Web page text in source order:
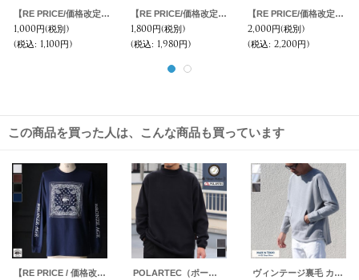
【RE PRICE / 価格改定】馬布ワイド2タックイージーアンクル【MADE IN JAPAN】『日本製』 / Upscape Audience
5,400円(税別)
(税込: 5,940円)
【RE PRICE/価格改定】サマーウール調ツイルストレッチ2タックイージーアンクルパンツ【MADE IN JAPAN】『日本製』/ Upscape Audience
6,900円(税別)
(税込: 7,590円)
【RE PRICE / 価格改定】馬布ノーカラースナップボタンコーチブルゾン【MADE IN JAPAN】『日本製』/ Upscape Audience
6,800円(税別)
(税込: 7,480円)
この商品を買った人は、こんな商品も買っています
【RE PRICE / 価格改定】BRONZE AGE（ブロンズエイジ）16/-天竺 プリント L/S TEE/ Audience POLARTEC（ポーラテック）200 SERIES フリース ヘムラウンド モックネック【MADE IN JAPAN】『日本製』【送料無料】/ Upscape Audience ヴィンテージ裏毛 カンガルーポケット付 ヘムラウンド 9/S スウェット【MADE IN TOKYO】『東京製』/ Upscape Audience